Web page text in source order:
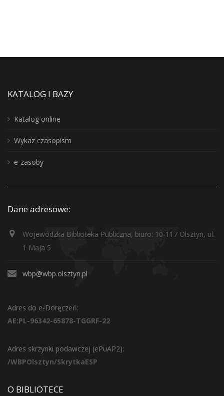
KATALOG I BAZY
Katalog online
Wykaz czasopism
e-zasoby
Dane adresowe:
Wojewódzka Biblioteka Publiczna, biuro: 10-117 Olsztyn, ul.
1 Maja 5
wbp@wbp.olsztyn.pl
Adres do e-Doręczeń:
AE:PL-96342-65878-TGGRF-22
Adres skrzynki podawczej (ePuAP2):
/WBPOlsztyn/SkrytkaESP
O BIBLIOTECE